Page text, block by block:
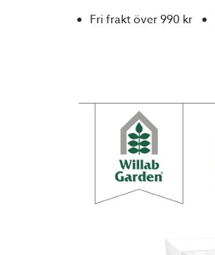
Fri frakt över 990 kr